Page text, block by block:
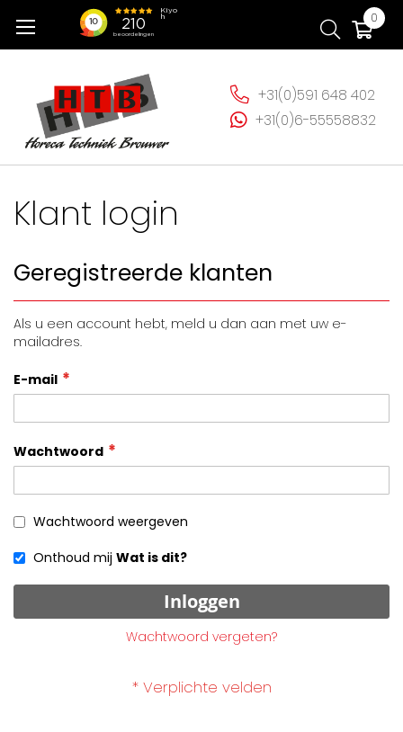
naar
0
+31(0)591 648 402
+31(0)6-55558832
Klant login
Geregistreerde klanten
Als u een account hebt, meld u dan aan met uw e-
mailadres.
E-mail
Wachtwoord
Wachtwoord weergeven
Onthoud mij Wat is dit?
Inloggen
Wachtwoord vergeten?